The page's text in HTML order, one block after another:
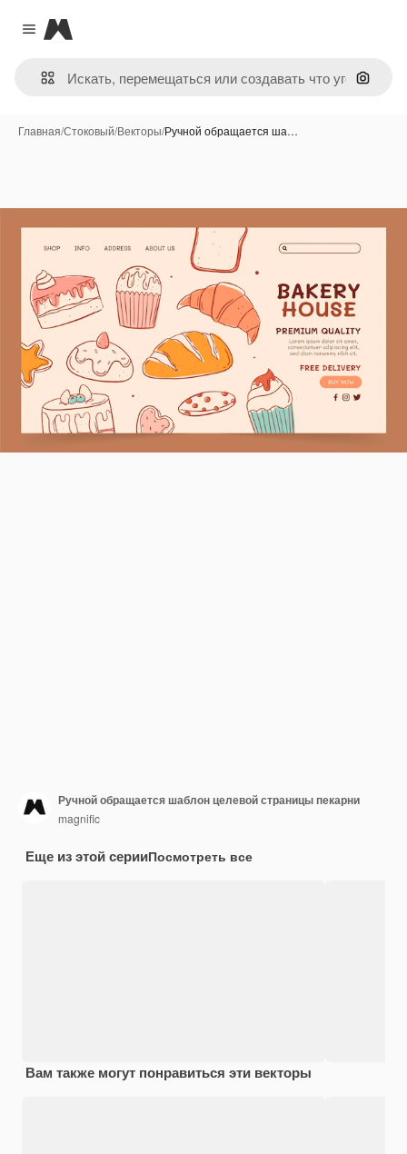
Close menu
Magnific
Поиск
Главная/Стоковый/Векторы/Ручной обращается ша…
Ручной обращается шаблон целевой страницы пекарни
magnific
Еще из этой серииПосмотреть все
Вам также могут понравиться эти векторы